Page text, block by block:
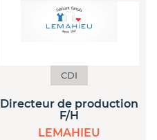
CDI
Directeur de production
F/H
LEMAHIEU